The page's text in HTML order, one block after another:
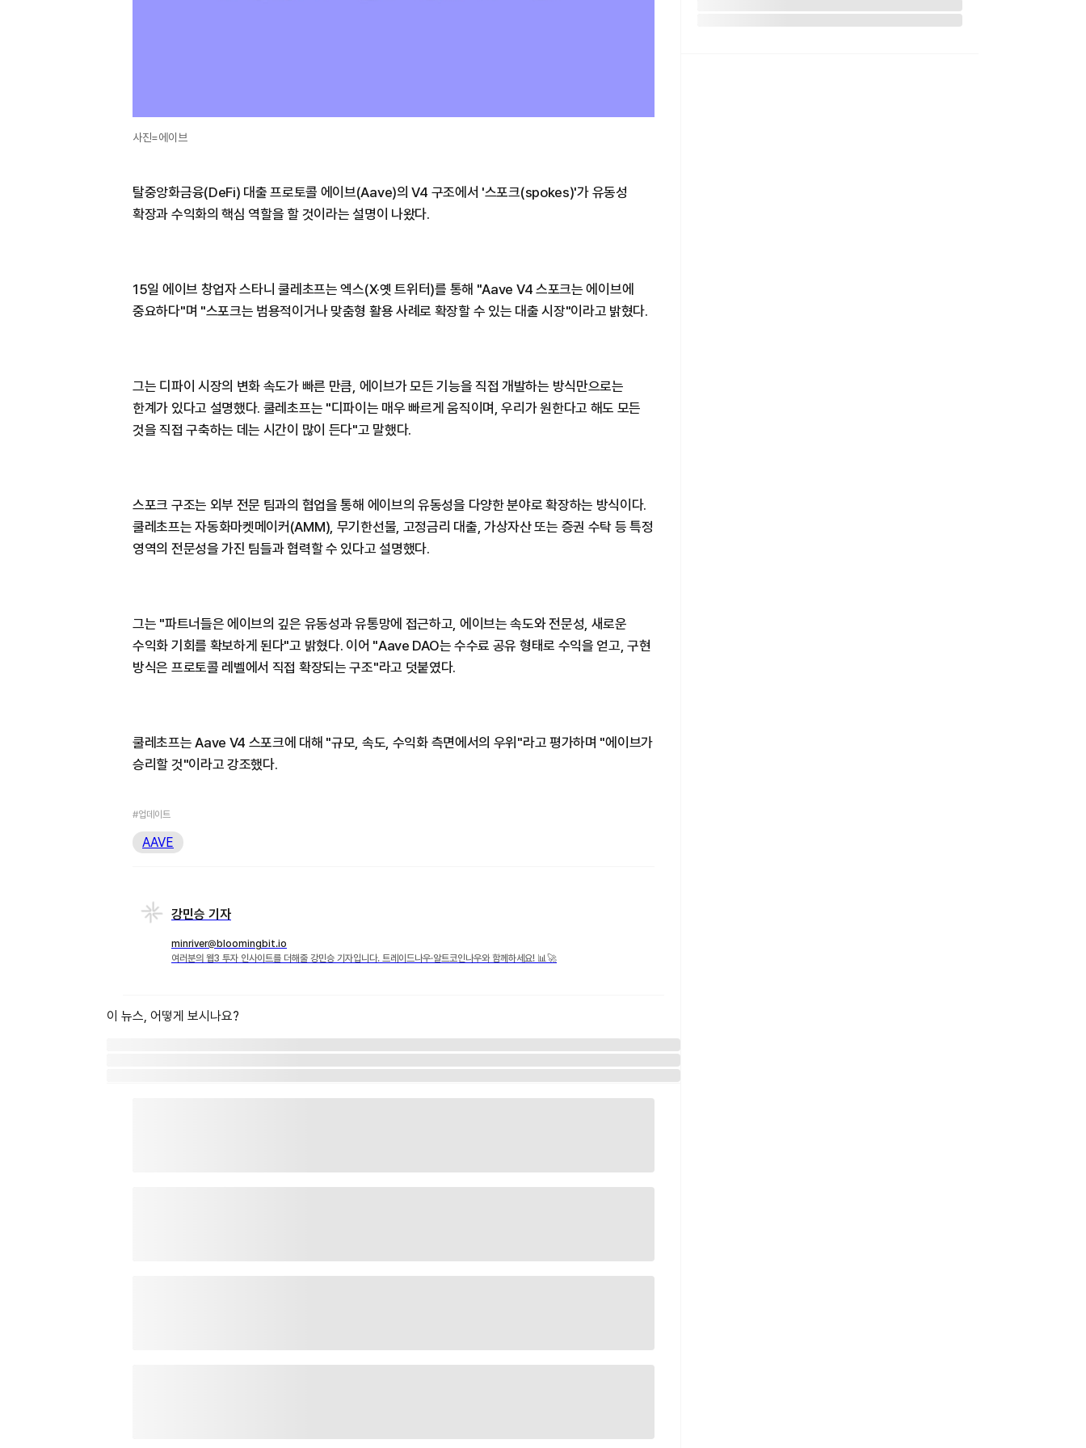
사진=에이브
탈중앙화금융(DeFi) 대출 프로토콜 에이브(Aave)의 V4 구조에서 '스포크(spokes)'가 유동성
확장과 수익화의 핵심 역할을 할 것이라는 설명이 나왔다.
15일 에이브 창업자 스타니 쿨레초프는 엑스(X·옛 트위터)를 통해 "Aave V4 스포크는 에이브에
중요하다"며 "스포크는 범용적이거나 맞춤형 활용 사례로 확장할 수 있는 대출 시장"이라고 밝혔다.
그는 디파이 시장의 변화 속도가 빠른 만큼, 에이브가 모든 기능을 직접 개발하는 방식만으로는
한계가 있다고 설명했다. 쿨레초프는 "디파이는 매우 빠르게 움직이며, 우리가 원한다고 해도 모든
것을 직접 구축하는 데는 시간이 많이 든다"고 말했다.
스포크 구조는 외부 전문 팀과의 협업을 통해 에이브의 유동성을 다양한 분야로 확장하는 방식이다.
쿨레초프는 자동화마켓메이커(AMM), 무기한선물, 고정금리 대출, 가상자산 또는 증권 수탁 등 특정
영역의 전문성을 가진 팀들과 협력할 수 있다고 설명했다.
그는 "파트너들은 에이브의 깊은 유동성과 유통망에 접근하고, 에이브는 속도와 전문성, 새로운
수익화 기회를 확보하게 된다"고 밝혔다. 이어 "Aave DAO는 수수료 공유 형태로 수익을 얻고, 구현
방식은 프로토콜 레벨에서 직접 확장되는 구조"라고 덧붙였다.
쿨레초프는 Aave V4 스포크에 대해 "규모, 속도, 수익화 측면에서의 우위"라고 평가하며 "에이브가
승리할 것"이라고 강조했다.
#업데이트
AAVE
강민승 기자
minriver@bloomingbit.io
여러분의 웹3 투자 인사이트를 더해줄 강민승 기자입니다. 트레이드나우·알트코인나우와 함께하세요! 📊🚀
이 뉴스, 어떻게 보시나요?